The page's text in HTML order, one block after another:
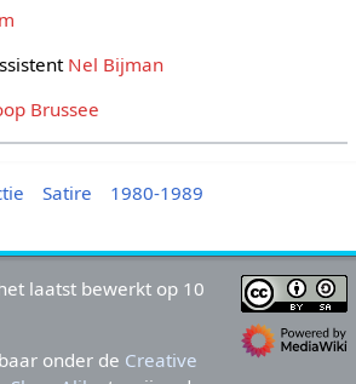
Nel Bijman
Brussee
Satire
1980-1989
laatst bewerkt op 10
onder de Creative